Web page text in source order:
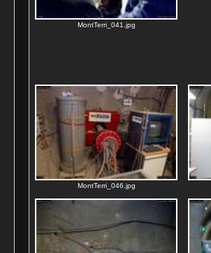
MontTerri_041.jpg
MontTerri_046.jpg